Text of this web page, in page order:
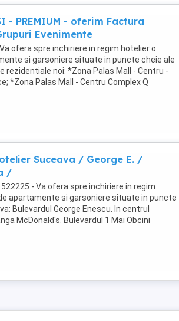
- PREMIUM - oferim Factura
Evenimente
ofera spre inchiriere in regim hotelier o
si garsoniere situate in puncte cheie ale
rezidentiale noi: *Zona Palas Mall - Centru -
*Zona Palas Mall - Centru Complex Q
- ...
Suceava / George E. /
/
- Va ofera spre inchiriere in regim
apartamente si garsoniere situate in puncte
Bulevardul George Enescu. In centrul
McDonald's. Bulevardul 1 Mai Obcini
...